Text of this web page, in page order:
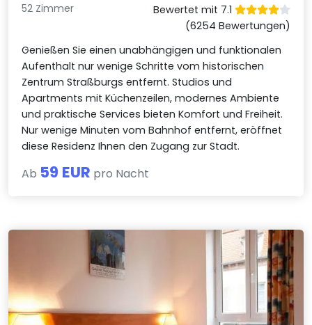
52 Zimmer
Bewertet mit 7.1
(6254 Bewertungen)
Genießen Sie einen unabhängigen und funktionalen
Aufenthalt nur wenige Schritte vom historischen
Zentrum Straßburgs entfernt. Studios und
Apartments mit Küchenzeilen, modernes Ambiente
und praktische Services bieten Komfort und Freiheit.
Nur wenige Minuten vom Bahnhof entfernt, eröffnet
diese Residenz Ihnen den Zugang zur Stadt.
Ab 59 EUR pro Nacht